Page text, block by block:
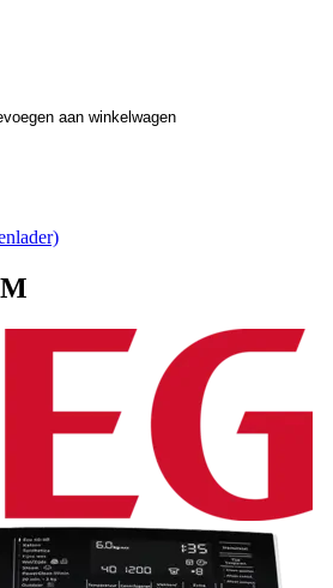
aan winkelwagen